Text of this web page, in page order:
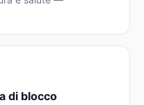
di blocco